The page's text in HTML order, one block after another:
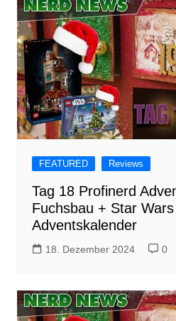
FEATURED Reviews
Tag 18 Profinerd
Fuchsbau + Star
Adventskalender
18. Dezember 2024 0